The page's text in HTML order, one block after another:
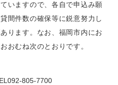
いますので、各自で申込み願
間件数の確保等に鋭意努力し
ります。なお、福岡市内にお
おむね次のとおりです。
805-7700